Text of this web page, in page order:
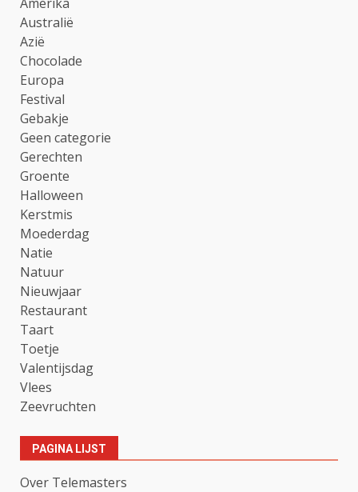
Australië
Azië
Chocolade
Europa
Festival
Gebakje
Geen categorie
Gerechten
Groente
Halloween
Kerstmis
Moederdag
Natie
Natuur
Nieuwjaar
Restaurant
Taart
Toetje
Valentijsdag
Vlees
Zeevruchten
PAGINA LIJST
Over Telemasters